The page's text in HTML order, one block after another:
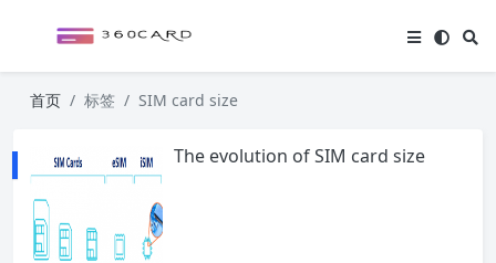
首页 标签 SIM card size
The evolution of SIM card size